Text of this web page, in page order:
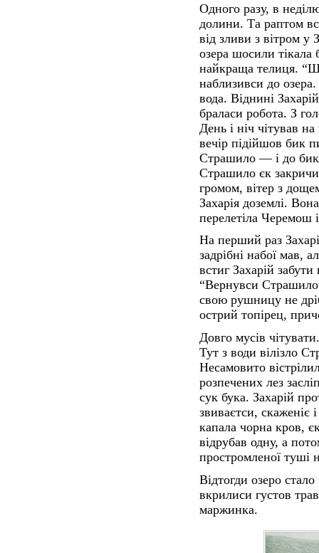
Одного разу, в
долини. Та раптом
від зливи з вітром у
озера шосили тікала
найкраща телиця.
наблизивси до
вода. Віднині
браласи робота. З
День і ніч чітував
вечір підійшов бик
Страшило — і до
Страшило єк
громом, вітер з
Захарія доземлі.
перелетіла Черемош
На перший раз
задрібні набої мав,
встиг Захарій
“Вернувси
свою рушницу не
острий топірец,
Довго мусів
Тут з води вілізло
Несамовито
розпечених лез
сук бука. Захарій
звиваєтси, скаженіє
капала чорна кров,
відрубав одну, а
простромленої туші
Відтогди озеро
вкрилиси густов
маржинка.